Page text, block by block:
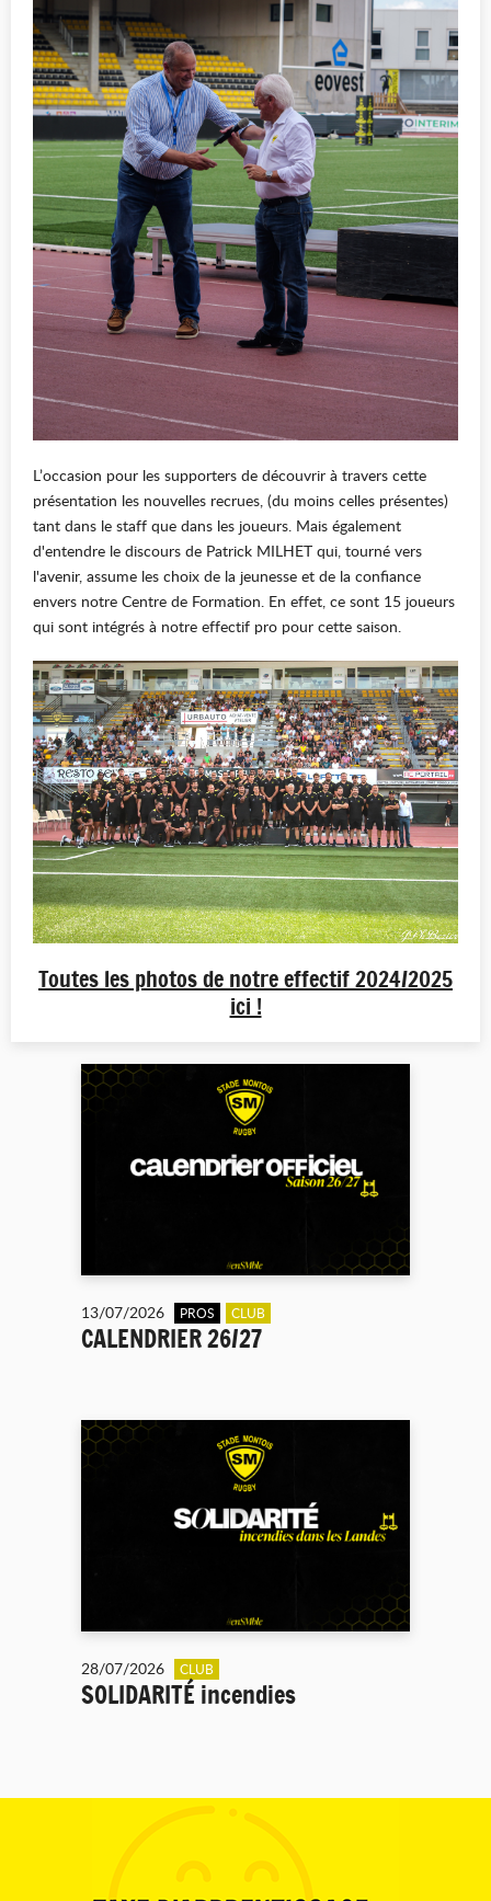
L’occasion pour les supporters de découvrir à travers cette
présentation les nouvelles recrues, (du moins celles présentes)
tant dans le staff que dans les joueurs. Mais également
d'entendre le discours de Patrick MILHET qui, tourné vers
l'avenir, assume les choix de la jeunesse et de la confiance
envers notre Centre de Formation. En effet, ce sont 15 joueurs
qui sont intégrés à notre effectif pro pour cette saison.
Toutes les photos de notre effectif 2024/2025
ici !
13/07/2026 PROS CLUB
CALENDRIER 26/27
28/07/2026 CLUB
SOLIDARITÉ incendies